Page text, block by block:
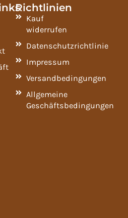
Richtlinien
Kauf
widerrufen
Datenschutzrichtlinie
Impressum
Versandbedingungen
Allgemeine
Geschäftsbedingungen